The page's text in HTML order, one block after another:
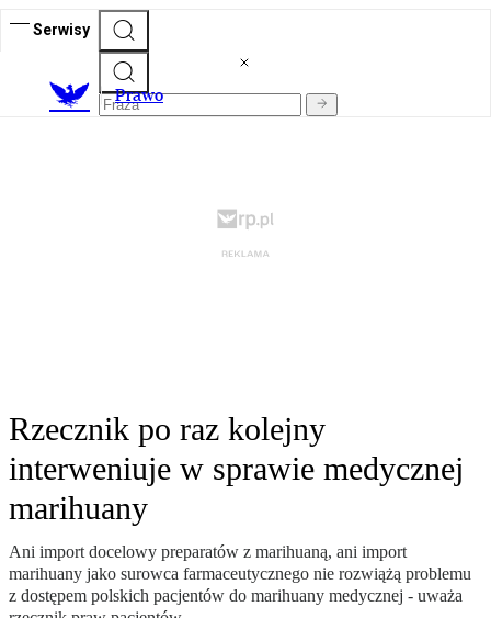
Serwisy
Prawo
Rzecznik po raz kolejny
interweniuje w sprawie medycznej
marihuany
Ani import docelowy preparatów z marihuaną, ani import
marihuany jako surowca farmaceutycznego nie rozwiążą problemu
z dostępem polskich pacjentów do marihuany medycznej - uważa